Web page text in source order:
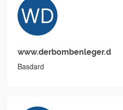
www.derbombenleger.d
Basdard